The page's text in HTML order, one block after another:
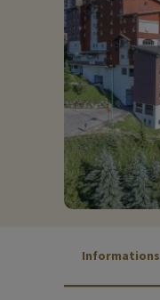
Informations